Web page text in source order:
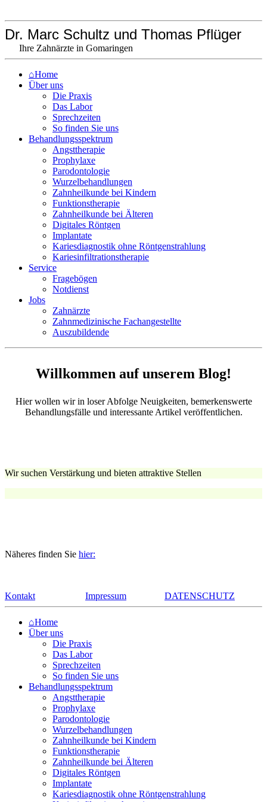
Dr. Marc Schultz und Thomas Pflüger
Ihre Zahnärzte in Gomaringen
⌂Home
Über uns
Die Praxis
Das Labor
Sprechzeiten
So finden Sie uns
Behandlungsspektrum
Angsttherapie
Prophylaxe
Parodontologie
Wurzelbehandlungen
Zahnheilkunde bei Kindern
Funktionstherapie
Zahnheilkunde bei Älteren
Digitales Röntgen
Implantate
Kariesdiagnostik ohne Röntgenstrahlung
Kariesinfiltrationstherapie
Service
Fragebögen
Notdienst
Jobs
Zahnärzte
Zahnmedizinische Fachangestellte
Auszubildende
Willkommen auf unserem Blog!
Hier wollen wir in loser Abfolge Neuigkeiten, bemerkenswerte
Behandlungsfälle und interessante Artikel veröffentlichen.
Wir suchen Verstärkung und bieten attraktive Stellen
Näheres finden Sie hier:
Kontakt Impressum DATENSCHUTZ
⌂Home
Über uns
Die Praxis
Das Labor
Sprechzeiten
So finden Sie uns
Behandlungsspektrum
Angsttherapie
Prophylaxe
Parodontologie
Wurzelbehandlungen
Zahnheilkunde bei Kindern
Funktionstherapie
Zahnheilkunde bei Älteren
Digitales Röntgen
Implantate
Kariesdiagnostik ohne Röntgenstrahlung